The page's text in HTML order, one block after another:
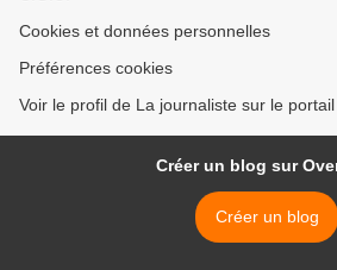
Cookies et données personnelles
Préférences cookies
Voir le profil de La journaliste sur le
Créer un blog sur
Créer un blog